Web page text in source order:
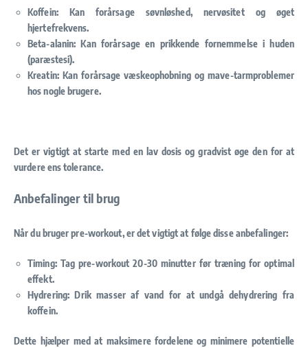
Koffein: Kan forårsage søvnløshed, nervøsitet og øget
hjertefrekvens.
Beta-alanin: Kan forårsage en prikkende fornemmelse i huden
(paræstesi).
Kreatin: Kan forårsage væskeophobning og mave-tarmproblemer
hos nogle brugere.
Det er vigtigt at starte med en lav dosis og gradvist øge den for at
vurdere ens tolerance.
Anbefalinger til brug
Når du bruger pre-workout, er det vigtigt at følge disse anbefalinger:
Timing: Tag pre-workout 20-30 minutter før træning for optimal
effekt.
Hydrering: Drik masser af vand for at undgå dehydrering fra
koffein.
Dette hjælper med at maksimere fordelene og minimere potentielle